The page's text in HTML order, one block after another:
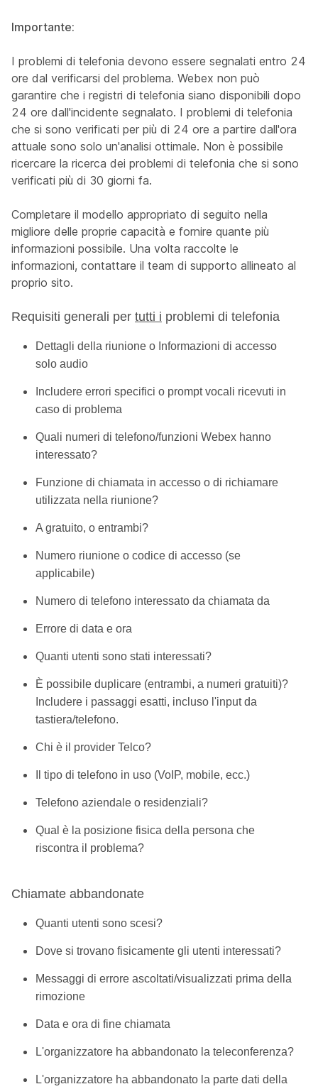
Importante:
I problemi di telefonia devono essere segnalati entro 24
ore dal verificarsi del problema. Webex non può
garantire che i registri di telefonia siano disponibili dopo
24 ore dall'incidente segnalato. I problemi di telefonia
che si sono verificati per più di 24 ore a partire dall'ora
attuale sono solo un'analisi ottimale. Non è possibile
ricercare la ricerca dei problemi di telefonia che si sono
verificati più di 30 giorni fa.
Completare il modello appropriato di seguito nella
migliore delle proprie capacità e fornire quante più
informazioni possibile. Una volta raccolte le
informazioni, contattare il team di supporto allineato al
proprio sito.
Requisiti generali per tutti i problemi di telefonia
Dettagli della riunione o Informazioni di accesso
solo audio
Includere errori specifici o prompt vocali ricevuti in
caso di problema
Quali numeri di telefono/funzioni Webex hanno
interessato?
Funzione di chiamata in accesso o di richiamare
utilizzata nella riunione?
A gratuito, o entrambi?
Numero riunione o codice di accesso (se
applicabile)
Numero di telefono interessato da chiamata da
Errore di data e ora
Quanti utenti sono stati interessati?
È possibile duplicare (entrambi, a numeri gratuiti)?
Includere i passaggi esatti, incluso l'input da
tastiera/telefono.
Chi è il provider Telco?
Il tipo di telefono in uso (VoIP, mobile, ecc.)
Telefono aziendale o residenziali?
Qual è la posizione fisica della persona che
riscontra il problema?
Chiamate abbandonate
Quanti utenti sono scesi?
Dove si trovano fisicamente gli utenti interessati?
Messaggi di errore ascoltati/visualizzati prima della
rimozione
Data e ora di fine chiamata
L'organizzatore ha abbandonato la teleconferenza?
L'organizzatore ha abbandonato la parte dati della